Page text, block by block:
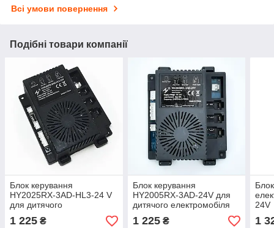
Всі умови повернення
Подібні товари компанії
Блок керування
HY2025RX-3AD-HL3-24 V
для дитячого
електромобіля
1 225 ₴
Блок керування
HY2005RX-3AD-24V для
дитячого електромобіля
1 225₴
24V
1